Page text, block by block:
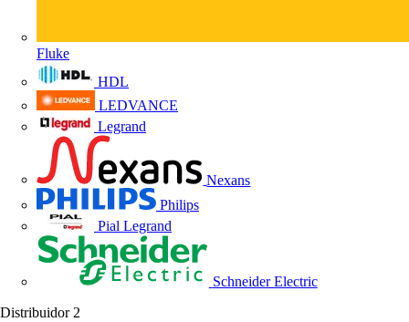
Fluke
HDL
LEDVANCE
Legrand
Nexans
Philips
Pial Legrand
Schneider Electric
Distribuidor 2